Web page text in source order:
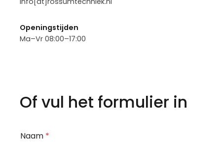
Openingstijden
Ma–Vr 08:00–17:00
Of vul het formulier in
Naam *